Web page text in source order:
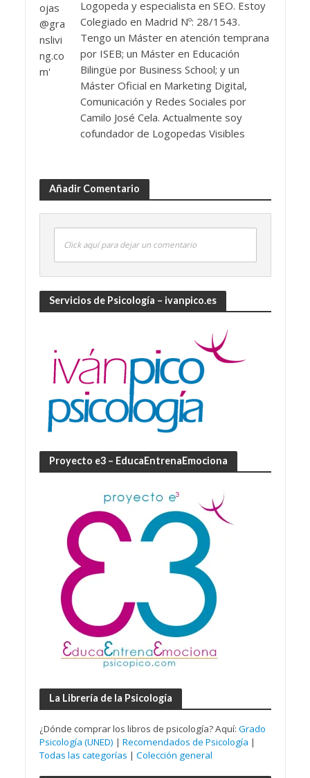
Logopeda y especialista en SEO. Estoy
Colegiado en Madrid Nº: 28/1543.
Tengo un Máster en atención temprana
por ISEB; un Máster en Educación
Bilingüe por Business School; y un
Máster Oficial en Marketing Digital,
Comunicación y Redes Sociales por
Camilo José Cela. Actualmente soy
cofundador de Logopedas Visibles
Añadir Comentario
Click aquí para dejar un comentario
Servicios de Psicología – ivanpico.es
Proyecto e3 – EducaEntrenaEmociona
La Librería de la Psicología
¿Dónde comprar los libros de psicología? Aquí: Grado
Psicología (UNED) | Recomendados de Psicología |
Todas las categorías | Colección general